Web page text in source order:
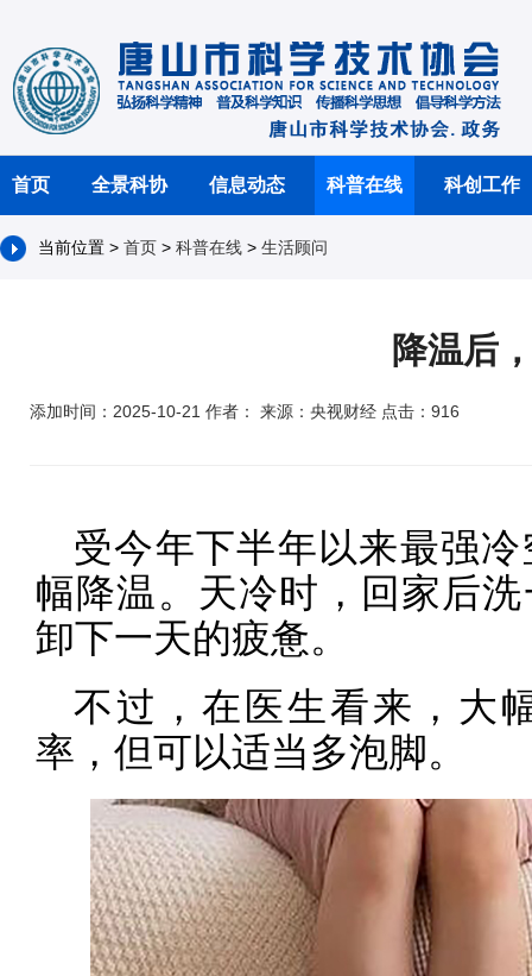
首页 全景科协 信息动态 科普在线 科创工作
当前位置 > 首页 > 科普在线 > 生活顾问
降温后
添加时间：2025-10-21 作者： 来源：央视财经 点击：916
受今年下半年以来最强
幅降温。天冷时，回家后
卸下一天的疲惫。
不过，在医生看来，大
率，但可以适当多泡脚。